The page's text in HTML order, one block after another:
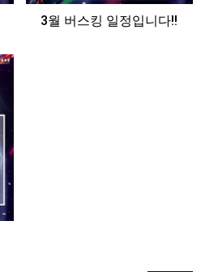
3월 버스킹 일정입니다!!